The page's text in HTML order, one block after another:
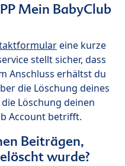
Mein BabyClub
eine kurze
stellt sicher, dass
Anschluss erhältst du
die Löschung deines
Löschung deinen
Account betrifft.
Beiträgen,
wurde?